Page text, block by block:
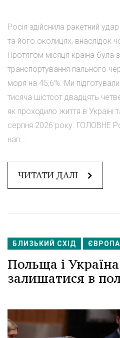
Росія здійснила ракетний
та його околицях, внаслідок
Протягом місяця країна була
транспортування пального
моря на 45,6%. Ми
тисяча шістсот двадцять
як проходило життя в Україні
серпня 2026 року. ГОЛОВНЕ
нап...
ЧИТАТИ ДАЛІ
БЛИЗЬКИЙ СХІД ЄВРОПА
Польща і
залишатися в